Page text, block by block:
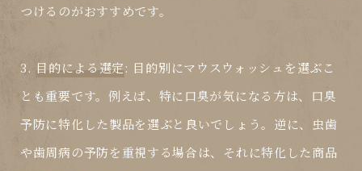
つけるのがおすすめです。
3. 目的による選定: 目的別にマウスウォッシュ を選ぶこ
とも重要です。例えば、特に口臭が気になる方は、口臭
予防に特化した製品を選ぶと良いでしょう。逆に、虫歯
や歯周病の予防を重視する場合は、それに特化した商品